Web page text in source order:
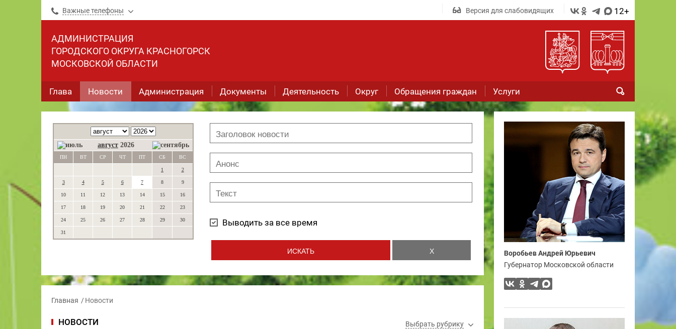
Важные телефоны Версия для слабовидящих 12+
АДМИНИСТРАЦИЯ
ГОРОДСКОГО ОКРУГА КРАСНОГОРСК
МОСКОВСКОЙ ОБЛАСТИ
Глава Новости Администрация Документы Деятельность Округ Обращения граждан Услуги
август 2026
ПН ВТ СР ЧТ ПТ СБ ВС
1 2
3 4 5 6 7 8 9
10 11 12 13 14 15 16
17 18 19 20 21 22 23
24 25 26 27 28 29 30
31
Выводить за все время
Главная Новости
НОВОСТИ Выбрать рубрику
Воробьев Андрей Юрьевич
Губернатор Московской области